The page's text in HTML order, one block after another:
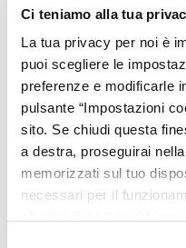
Ci teniamo alla tua
La tua privacy per noi è
puoi scegliere le
preferenze e modificarle
pulsante “Impostazioni
sito. Se chiudi questa
a destra, proseguirai
memorizzati sul tuo
necessari per il
trova l’ingresso, è
speculari a quelli
della chiesa. Il
risulta infatti
acuto, mentre le
a tutto sesto. A
spazio dedicato a
particolare